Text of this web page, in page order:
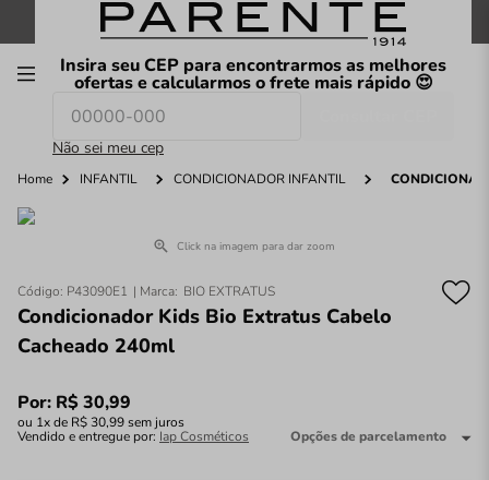
FRETE GRÁTIS nas compras a partir de R$199
Insira seu CEP para encontrarmos as melhores
ofertas e calcularmos o frete mais rápido 😍
Não sei meu cep
O que você procura hoje?
Home INFANTIL CONDICIONADOR INFANTIL
Click na imagem para dar zoom
Código: P43090E1 BIO EXTRATUS
Condicionador Kids Bio Extratus Cabelo
Cacheado 240ml
Por: R$30,99
ou 1x de R$30,99sem juros
Vendido e entregue por: Iap Cosméticos Opções de parcelamento